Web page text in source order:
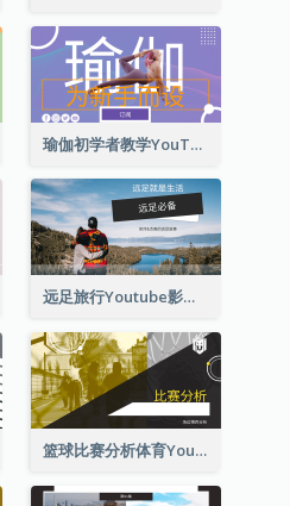
瑜伽初学者教学YouTube影片缩图
远足旅行Youtube影片缩图
篮球比赛分析体育YouTube排名